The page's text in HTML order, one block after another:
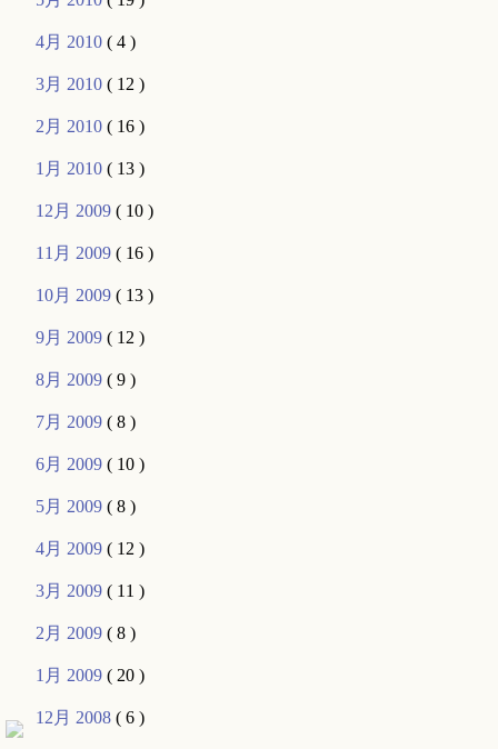
4月 2010( 4 )
3月 2010( 12 )
2月 2010( 16 )
1月 2010( 13 )
12月 2009( 10 )
11月 2009( 16 )
10月 2009( 13 )
9月 2009( 12 )
8月 2009( 9 )
7月 2009( 8 )
6月 2009( 10 )
5月 2009( 8 )
4月 2009( 12 )
3月 2009( 11 )
2月 2009( 8 )
1月 2009( 20 )
12月 2008( 6 )